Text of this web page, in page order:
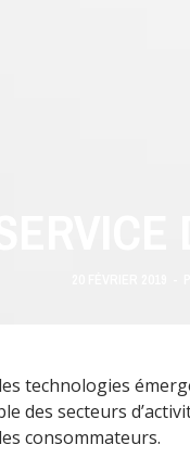
technologies
des secteurs
consommateurs.